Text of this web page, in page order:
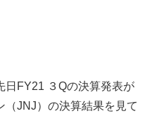
日FY21 ３Qの決算発表が
（JNJ）の決算結果を見て